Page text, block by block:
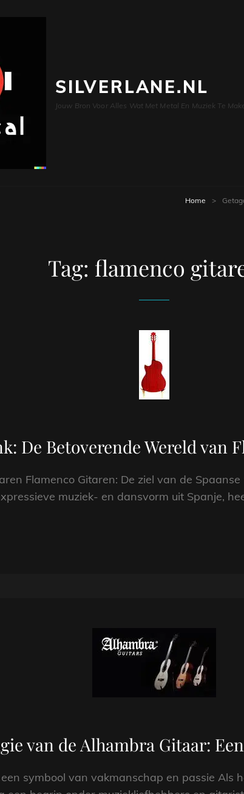
SILVERLANE.NL
Jouw Bron Voor Alles Wat Met Metal En Muziek Te
Home >
Tag: flamenco
De Betoverende Wereld van
Flamenco Gitaren: De ziel van de
muziek- en dansvorm uit Spanje,
van de Alhambra Gitaar:
symbool van vakmanschap en passie Als